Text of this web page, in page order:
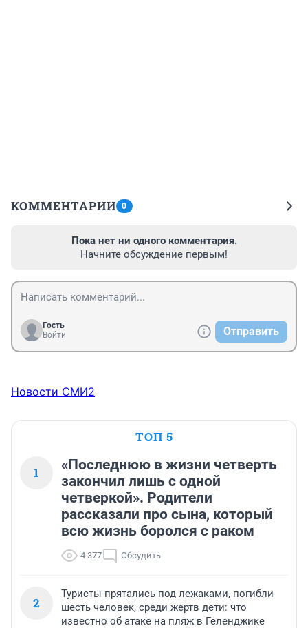
КОММЕНТАРИИ 0
Пока нет ни одного комментария.
Начните обсуждение первым!
Гость
Войти
Отправить
Новости СМИ2
ТОП 5
1
«Последнюю в жизни четверть
закончил лишь с одной
четверкой». Родители
рассказали про сына, который
всю жизнь боролся с раком
4 377 Обсудить
2
Туристы прятались под лежаками, погибли
шесть человек, среди жертв дети: что
известно об атаке на пляж в Геленджике